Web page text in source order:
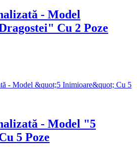
- Model
Cu 2 Poze
- Model "5
5 Poze